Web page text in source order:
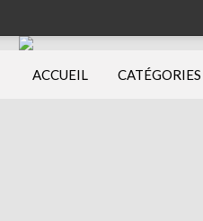
ACCUEIL CATÉGORIES